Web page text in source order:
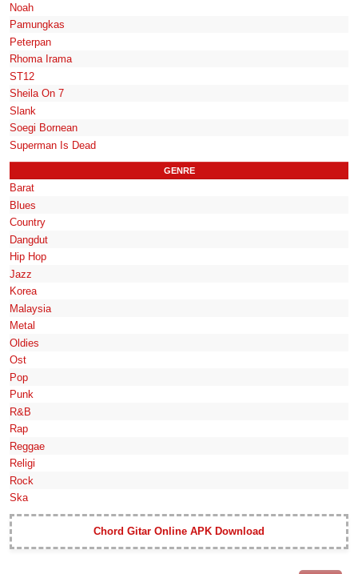
Noah
Pamungkas
Peterpan
Rhoma Irama
ST12
Sheila On 7
Slank
Soegi Bornean
Superman Is Dead
GENRE
Barat
Blues
Country
Dangdut
Hip Hop
Jazz
Korea
Malaysia
Metal
Oldies
Ost
Pop
Punk
R&B
Rap
Reggae
Religi
Rock
Ska
Chord Gitar Online APK Download